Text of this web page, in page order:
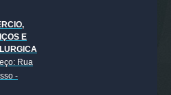
E
Rua
-